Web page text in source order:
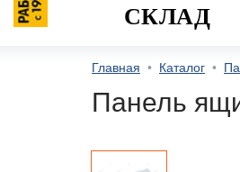
СКЛАД
Главная • Каталог •
Панель